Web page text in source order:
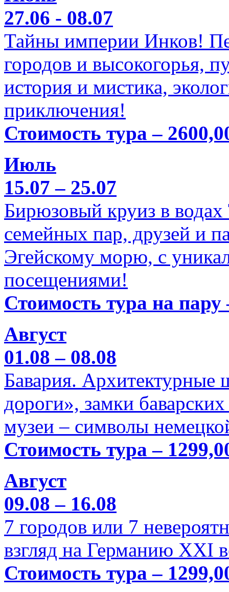
27.06 - 08.07
Тайны империи Инков!
городов и высокогорья,
история и мистика,
приключения!
Стоимость тура –
Июль
15.07 – 25.07
Бирюзовый круиз в
семейных пар, друзей и
Эгейскому морю, с
посещениями!
Стоимость тура на пару
Август
01.08 – 08.08
Бавария. Архитектурные
дороги», замки
музеи – символы
Стоимость тура –
Август
09.08 – 16.08
7 городов или 7
взгляд на Германию XXI
Стоимость тура –